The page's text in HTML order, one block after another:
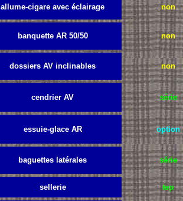
allume-cigare avec éclairage non
banquette AR 50/50 non
dossiers AV inclinables non
cendrier AV série
essuie-glace AR option
baguettes latérales série
sellerie tep